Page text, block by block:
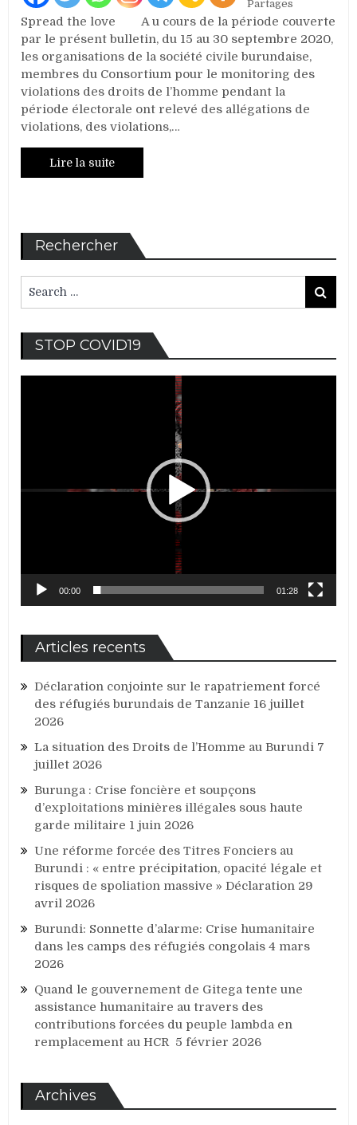
le
processus
électoral
de
au
Burundi
Partages
Spread the love A u cours de la période couverte
par le présent bulletin, du 15 au 30 septembre 2020,
les organisations de la société civile burundaise,
membres du Consortium pour le monitoring des
violations des droits de l’homme pendant la
période électorale ont relevé des allégations de
violations, des violations,…
Lire la suite
Rechercher
for:
Search
STOP COVID19
00:00 01:28
Articles recents
Déclaration conjointe sur le rapatriement forcé
des réfugiés burundais de Tanzanie 16 juillet
2026
La situation des Droits de l’Homme au Burundi 7
juillet 2026
Burunga : Crise foncière et soupçons
d’exploitations minières illégales sous haute
garde militaire 1 juin 2026
Une réforme forcée des Titres Fonciers au
Burundi : « entre précipitation, opacité légale et
risques de spoliation massive » Déclaration 29
avril 2026
Burundi: Sonnette d’alarme: Crise humanitaire
dans les camps des réfugiés congolais 4 mars
2026
Quand le gouvernement de Gitega tente une
assistance humanitaire au travers des
contributions forcées du peuple lambda en
remplacement au HCR 5 février 2026
Archives